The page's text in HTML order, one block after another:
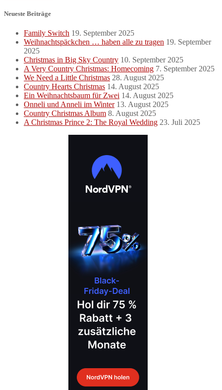
Neueste Beiträge
Family Switch 19. September 2025
Weihnachtspäckchen … haben alle zu tragen 19. September
2025
Christmas in Big Sky Country 10. September 2025
A Very Country Christmas: Homecoming 7. September 2025
We Need a Little Christmas 28. August 2025
Country Hearts Christmas 14. August 2025
Ein Weihnachtsbaum für Zwei 14. August 2025
Onneli und Anneli im Winter 13. August 2025
Country Christmas Album 8. August 2025
A Christmas Prince 2: The Royal Wedding 23. Juli 2025